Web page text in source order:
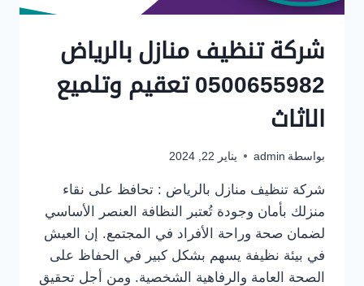
شركة تنظيف منازل بالرياض
0500655982 تعقيم وتلميع
الاثاث
بواسطة admin يناير 22, 2024
شركة تنظيف منازل بالرياض : تحافظ على نقاء
منزلك بأمان وجودة تُعتبر النظافة العنصر الأساسي
لضمان صحة وراحة الأفراد في المجتمع. إن العيش
في بيئة نظيفة يسهم بشكل كبير في الحفاظ على
الصحة العامة والرفاهية الشخصية. ومن أجل تحقيق